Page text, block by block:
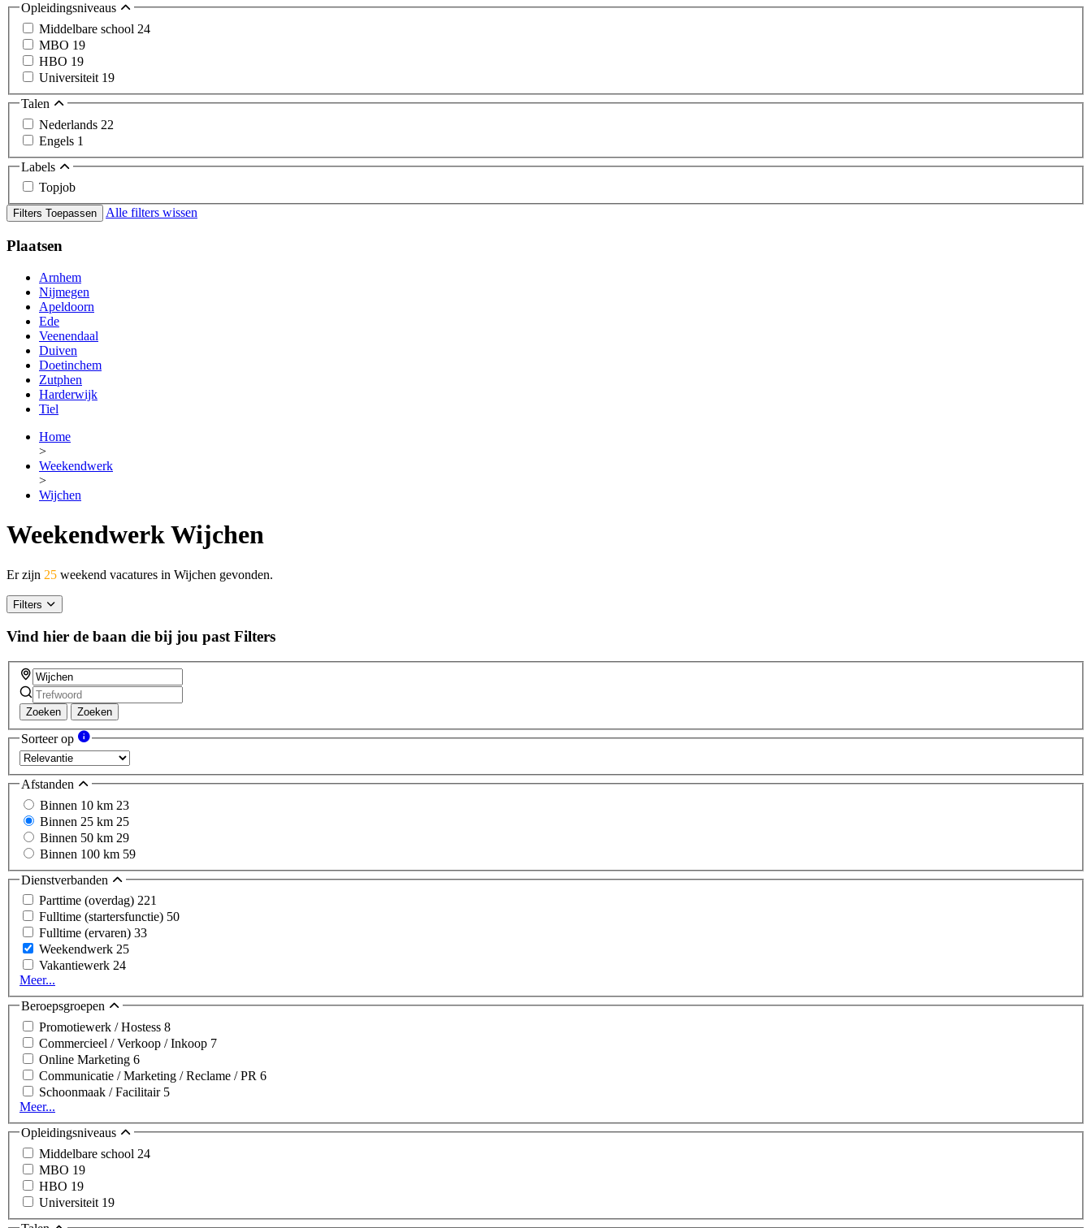
Opleidingsniveaus
Middelbare school 24
MBO 19
HBO 19
Universiteit 19
Talen
Nederlands 22
Engels 1
Labels
Topjob
Filters Toepassen Alle filters wissen
Plaatsen
Arnhem
Nijmegen
Apeldoorn
Ede
Veenendaal
Duiven
Doetinchem
Zutphen
Harderwijk
Tiel
Home
>
Weekendwerk
>
Wijchen
Weekendwerk Wijchen
Er zijn 25 weekend vacatures in Wijchen gevonden.
Filters
Vind hier de baan die bij jou past Filters
Zoeken Zoeken
Sorteer op
Afstanden
Binnen 10 km 23
Binnen 25 km 25
Binnen 50 km 29
Binnen 100 km 59
Dienstverbanden
Parttime (overdag) 221
Fulltime (startersfunctie) 50
Fulltime (ervaren) 33
Weekendwerk 25
Vakantiewerk 24
Meer...
Beroepsgroepen
Promotiewerk / Hostess 8
Commercieel / Verkoop / Inkoop 7
Online Marketing 6
Communicatie / Marketing / Reclame / PR 6
Schoonmaak / Facilitair 5
Meer...
Opleidingsniveaus
Middelbare school 24
MBO 19
HBO 19
Universiteit 19